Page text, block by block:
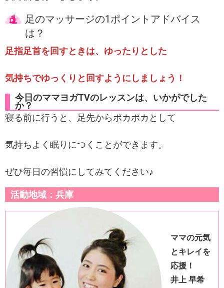
足のマッサージの1ポイントアドバイス
は？
足指足首を回すときは、ゆったりとした
気持ちでゆっくりと回すようにしましょう！
今日のママヨガTVのレッスンは、いかがでした
か？
寝る前に行うと、足先からポカポカとして
気持ちよく眠りにつくことができます。
ぜひ毎日の習慣にしてみてください♪
活動地域：兵庫
ママの元気
とキレイを
応援！
井上 早希